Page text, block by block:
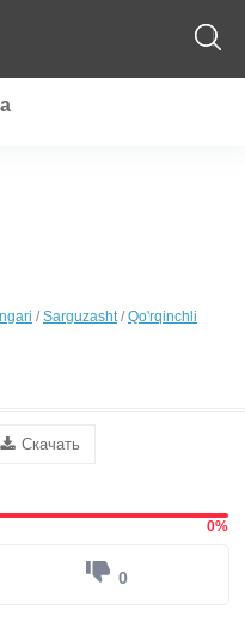
/Sarguzasht/Qo'rqinchli
Скачать
0%
0